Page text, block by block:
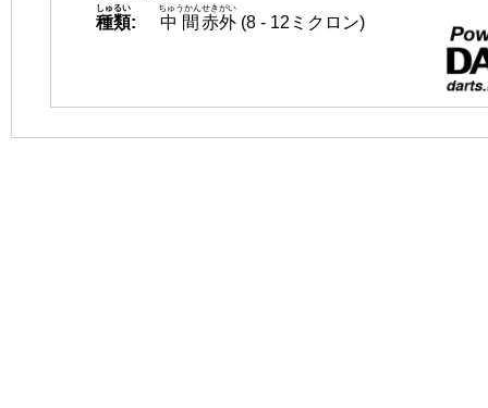
種類
しゅるい
: 中間
ちゅうかん
赤外
せきがい
(8 - 12ミクロン)